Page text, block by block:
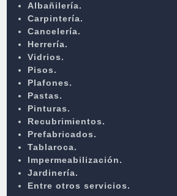
Albañilería.
Carpintería.
Cancelería.
Herrería.
Vidrios.
Pisos.
Plafones.
Pastas.
Pinturas.
Recubrimientos.
Prefabricados.
Tablaroca.
Impermeabilización.
Jardinería.
Entre otros servicios.